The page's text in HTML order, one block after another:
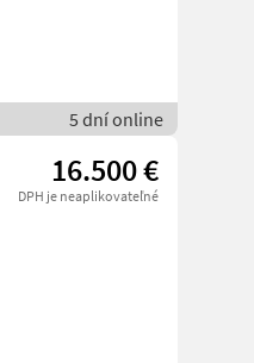
5 dní online
16.500 €
DPH je neaplikovateľné